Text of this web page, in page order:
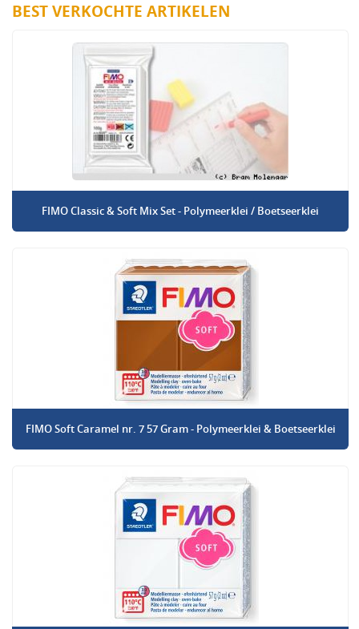
BEST VERKOCHTE ARTIKELEN
FIMO Classic & Soft Mix Set - Polymeerklei / Boetseerklei
FIMO Soft Caramel nr. 7 57 Gram - Polymeerklei & Boetseerklei